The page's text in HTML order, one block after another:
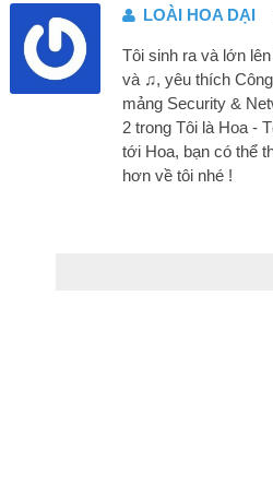
LOÀI HOA DẠI
Tôi sinh ra và lớn
và ♫, yêu thích
mảng Security &
2 trong Tôi là Hoa -
tới Hoa, bạn có thể
hơn về tôi nhé !